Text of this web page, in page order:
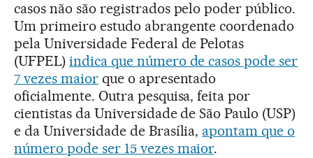
casos não são registrados pelo poder público.
Um primeiro estudo abrangente coordenado
pela Universidade Federal de Pelotas
(UFPEL) indica que número de casos pode ser
7 vezes maiorque o apresentado
oficialmente. Outra pesquisa, feita por
cientistas da Universidade de São Paulo (USP)
e da Universidade de Brasília, apontam que o
número pode ser 15 vezes maior.